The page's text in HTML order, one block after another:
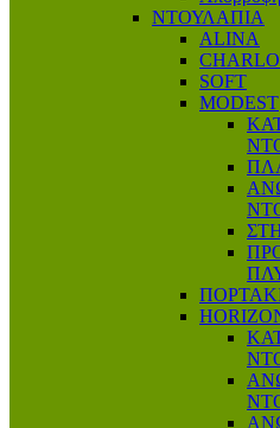
ΝΤΟΥΛΑΠΙΑ
ALINA
SOFT
MODEST